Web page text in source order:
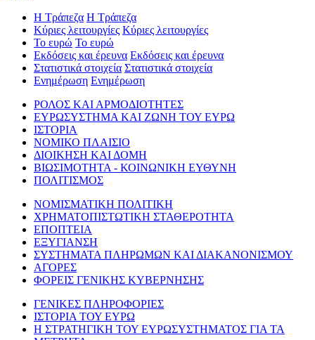
Η Τράπεζα Η Τράπεζα
Κύριες λειτουργίες Κύριες λειτουργίες
Το ευρώ Το ευρώ
Εκδόσεις και έρευνα Εκδόσεις και έρευνα
Στατιστικά στοιχεία Στατιστικά στοιχεία
Ενημέρωση Ενημέρωση
ΡΟΛΟΣ ΚΑΙ ΑΡΜΟΔΙΟΤΗΤΕΣ
ΕΥΡΩΣΥΣΤΗΜΑ ΚΑΙ ΖΩΝΗ ΤΟΥ ΕΥΡΩ
ΙΣΤΟΡΙΑ
ΝΟΜΙΚΟ ΠΛΑΙΣΙΟ
ΔΙΟΙΚΗΣΗ ΚΑΙ ΔΟΜΗ
ΒΙΩΣΙΜΟΤΗΤΑ - ΚΟΙΝΩΝΙΚΗ ΕΥΘΥΝΗ
ΠΟΛΙΤΙΣΜΟΣ
ΝΟΜΙΣΜΑΤΙΚΗ ΠΟΛΙΤΙΚΗ
ΧΡΗΜΑΤΟΠΙΣΤΩΤΙΚΗ ΣΤΑΘΕΡΟΤΗΤΑ
ΕΠΟΠΤΕΙΑ
ΕΞΥΓΙΑΝΣΗ
ΣΥΣΤΗΜΑΤΑ ΠΛΗΡΩΜΩΝ ΚΑΙ ΔΙΑΚΑΝΟΝΙΣΜΟΥ
ΑΓΟΡΕΣ
ΦΟΡΕΙΣ ΓΕΝΙΚΗΣ ΚΥΒΕΡΝΗΣΗΣ
ΓΕΝΙΚΕΣ ΠΛΗΡΟΦΟΡΙΕΣ
ΙΣΤΟΡΙΑ ΤΟΥ ΕΥΡΩ
Η ΣΤΡΑΤΗΓΙΚΗ ΤΟΥ ΕΥΡΩΣΥΣΤΗΜΑΤΟΣ ΓΙΑ ΤΑ